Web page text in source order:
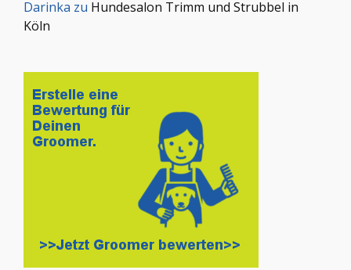
Darinka zu Hundesalon Trimm und Strubbel in
Köln